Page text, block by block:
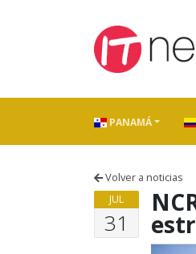
PANAMÁ
Volver a noticias
JUL
31